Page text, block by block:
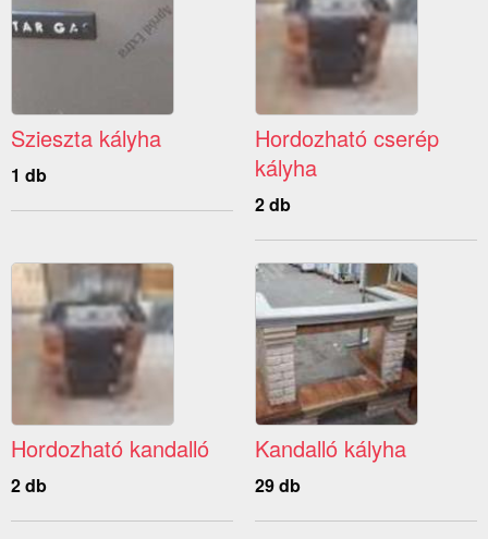
Szieszta kályha
1 db
Hordozható cserép
kályha
2 db
Hordozható kandalló
2 db
Kandalló kályha
29 db